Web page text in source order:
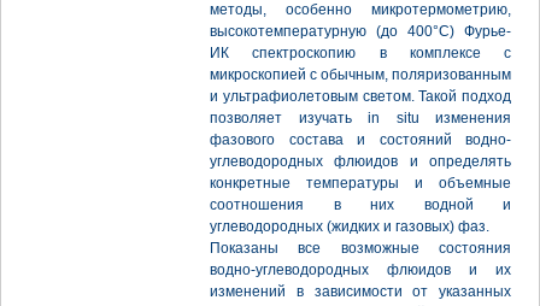
методы, особенно микротермометрию,
высокотемпературную (до 400°С) Фурье-
ИК спектроскопию в комплексе с
микроскопией с обычным, поляризованным
и ультрафиолетовым светом. Такой подход
позволяет изучать in situ изменения
фазового состава и состояний водно-
углеводородных флюидов и определять
конкретные температуры и объемные
соотношения в них водной и
углеводородных (жидких и газовых) фаз.
Показаны все возможные состояния
водно-углеводородных флюидов и их
изменений в зависимости от указанных